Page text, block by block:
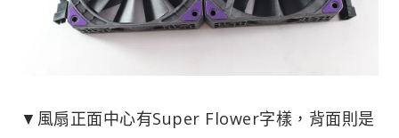
▼風扇正面中心有Super Flower字樣，背面則是